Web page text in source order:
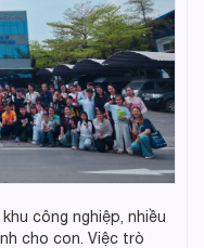
công nghiệp, nhiều
cho con. Việc trò